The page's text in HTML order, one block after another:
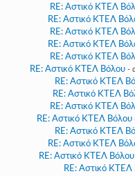
RE: Αστικό ΚΤΕΛ
RE: Αστικό ΚΤΕΛ
RE: Αστικό ΚΤΕΛ
RE: Αστικό ΚΤΕΛ
RE: Αστικό ΚΤΕΛ
RE: Αστικό ΚΤΕΛ Βόλου -
RE: Αστικό ΚΤΕΛ
RE: Αστικό ΚΤΕΛ
RE: Αστικό ΚΤΕΛ
RE: Αστικό ΚΤΕΛ Βόλου
RE: Αστικό ΚΤΕΛ
RE: Αστικό ΚΤΕΛ
RE: Αστικό ΚΤΕΛ Βόλου
RE: Αστικό ΚΤΕΛ